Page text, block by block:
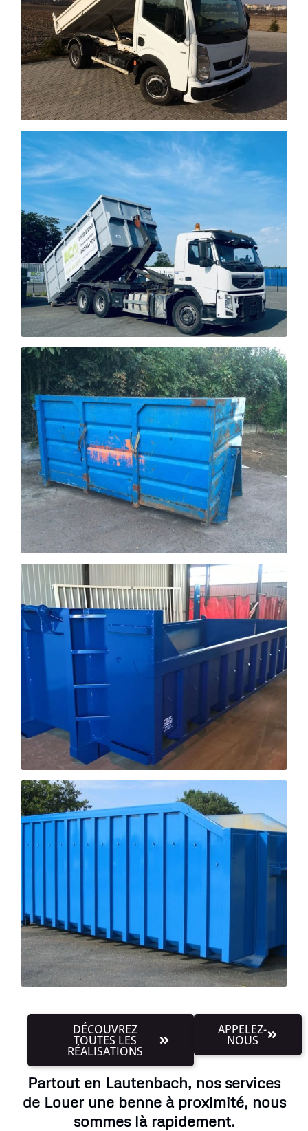
DÉCOUVREZ
TOUTES LES
RÉALISATIONS
APPELEZ-
NOUS
Partout en Lautenbach, nos services
de Louer une benne à proximité, nous
sommes là rapidement.